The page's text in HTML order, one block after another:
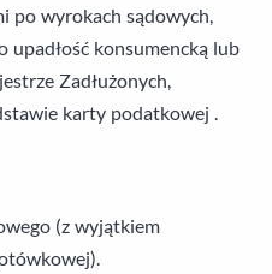
po wyrokach sądowych,
upadłość konsumencką lub
Zadłużonych,
karty podatkowej .
(z wyjątkiem